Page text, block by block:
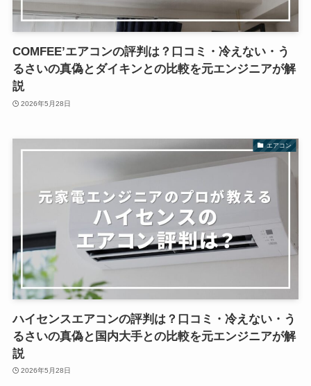
COMFEE’エアコンの評判は？口コミ・冷えない・う
るさいの真偽とダイキンとの比較を元エンジニアが解
説
2026年5月28日
エアコン
ハイセンスエアコンの評判は？口コミ・冷えない・う
るさいの真偽と国内大手との比較を元エンジニアが解
説
2026年5月28日